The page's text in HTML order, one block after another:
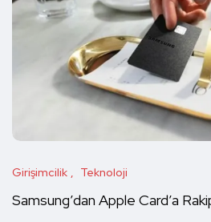
Girişimcilik Teknoloji
Samsung’dan Apple Card’a